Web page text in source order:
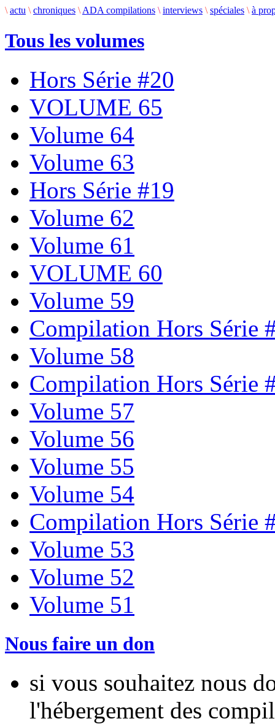
\ actu \ chroniques \ ADA compilations \ interviews \ spéciales \ à
Tous les volumes
Hors Série #20
VOLUME 65
Volume 64
Volume 63
Hors Série #19
Volume 62
Volume 61
VOLUME 60
Volume 59
Compilation Hors Série
Volume 58
Compilation Hors Série
Volume 57
Volume 56
Volume 55
Volume 54
Compilation Hors Série
Volume 53
Volume 52
Volume 51
Nous faire un don
si vous souhaitez nous
l'hébergement des